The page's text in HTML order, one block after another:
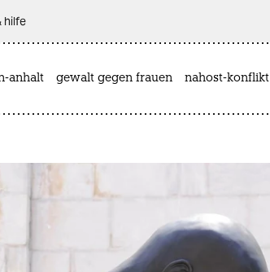
hilfe
anhalt gewalt gegen frauen nahost-konflikt